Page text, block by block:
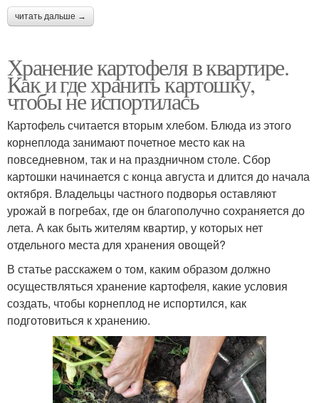
читать дальше →
Хранение картофеля в квартире.
Как и где хранить картошку,
чтобы не испортилась
Картофель считается вторым хлебом. Блюда из этого
корнеплода занимают почетное место как на
повседневном, так и на праздничном столе. Сбор
картошки начинается с конца августа и длится до начала
октября. Владельцы частного подворья оставляют
урожай в погребах, где он благополучно сохраняется до
лета. А как быть жителям квартир, у которых нет
отдельного места для хранения овощей?
В статье расскажем о том, каким образом должно
осуществляться хранение картофеля, какие условия
создать, чтобы корнеплод не испортился, как
подготовиться к хранению.